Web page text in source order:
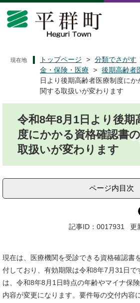
ペ
メ
現在地 トップページ > 分類でさがす
金・保険・医療
> 後期高齢者
日より後期高齢者医療制度に
関する取扱いが変わります
令和8年8月1日より後期
度にかかる資格確認書
取扱いが変わります
ページ内目次
記事ID：0017931 更
現在は、医療機関を受診できる資格確認書
付しており、有効期限は令和8年7月31日
は、令和8年8月1日時点の年齢やマイナ保
内容が変更になります。要件毎の交付内容